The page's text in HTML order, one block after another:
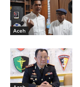
Aceh